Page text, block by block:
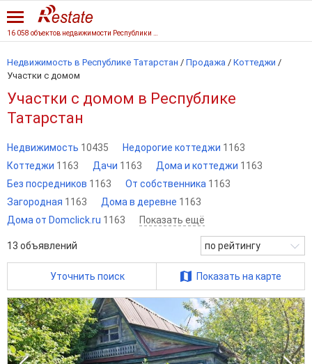
Недвижимость в Республике Татарстан / Продажа / Коттеджи /
Участки с домом
Участки с домом в Республике
Татарстан
Недвижимость 10435 Недорогие коттеджи 1163
Коттеджи 1163 Дачи 1163 Дома и коттеджи 1163
Без посредников 1163 От собственника 1163
Загородная 1163 Дома в деревне 1163
Дома от Domclick.ru 1163 Показать ещё
13 объявлений по рейтингу
Уточнить поиск Показать на карте